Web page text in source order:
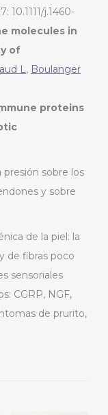
10.1111/j.1460-
molecules in
of
L, Boulanger
proteins
presión sobre los
y sobre
de la piel: la
de fibras poco
sensoriales
CGRP, NGF,
de prurito,